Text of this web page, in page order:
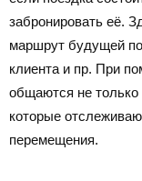
забронировать её.
маршрут будущей
клиента и пр. При
общаются не
которые
перемещения.